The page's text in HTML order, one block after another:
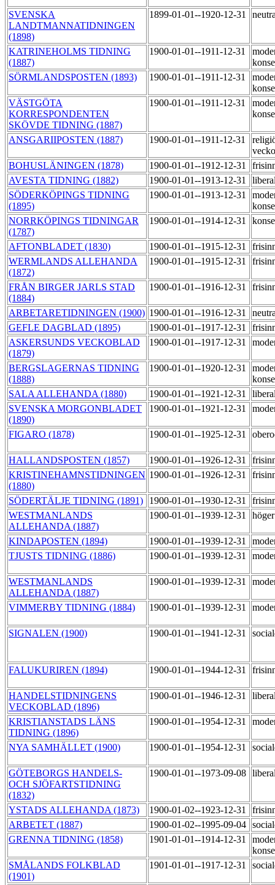
SVENSKA
LANDTMANNATIDNINGEN
(1898)
1899-01-01--1920-12-31
KATRINEHOLMS TIDNING
(1887)
1900-01-01--1911-12-31
SÖRMLANDSPOSTEN (1893)
1900-01-01--1911-12-31
VÄSTGÖTA
KORRESPONDENTEN
SKÖVDE TIDNING (1887)
1900-01-01--1911-12-31
ANSGARIIPOSTEN (1887) 1900-01-01--1911-12-31
BOHUSLÄNINGEN (1878)
1900-01-01--1912-12-31
AVESTA TIDNING (1882)
1900-01-01--1913-12-31
SÖDERKÖPINGS TIDNING
(1895)
1900-01-01--1913-12-31
NORRKÖPINGS TIDNINGAR
(1787)
1900-01-01--1914-12-31
AFTONBLADET (1830) 1900-01-01--1915-12-31
WERMLANDS ALLEHANDA
(1872)
1900-01-01--1915-12-31
FRÅN BIRGER JARLS STAD
(1884)
1900-01-01--1916-12-31
ARBETARETIDNINGEN (1900) 1900-01-01--1916-12-31
GEFLE DAGBLAD (1895)
1900-01-01--1917-12-31
ASKERSUNDS VECKOBLAD
(1879)
1900-01-01--1917-12-31
BERGSLAGERNAS TIDNING
(1888)
1900-01-01--1920-12-31
SALA ALLEHANDA (1880)
1900-01-01--1921-12-31
SVENSKA MORGONBLADET
(1890)
1900-01-01--1921-12-31
FIGARO (1878) 1900-01-01--1925-12-31
HALLANDSPOSTEN (1857) 1900-01-01--1926-12-31
KRISTINEHAMNSTIDNINGEN
(1880)
1900-01-01--1926-12-31
SÖDERTÄLJE TIDNING (1891) 1900-01-01--1930-12-31
WESTMANLANDS
ALLEHANDA (1887)
1900-01-01--1939-12-31
KINDAPOSTEN (1894) 1900-01-01--1939-12-31
TJUSTS TIDNING (1886)
1900-01-01--1939-12-31
WESTMANLANDS
ALLEHANDA (1887)
1900-01-01--1939-12-31
VIMMERBY TIDNING (1884) 1900-01-01--1939-12-31
SIGNALEN (1900) 1900-01-01--1941-12-31
FALUKURIREN (1894) 1900-01-01--1944-12-31
HANDELSTIDNINGENS
VECKOBLAD (1896)
1900-01-01--1946-12-31
KRISTIANSTADS LÄNS
TIDNING (1896)
1900-01-01--1954-12-31
NYA SAMHÄLLET (1900) 1900-01-01--1954-12-31
GÖTEBORGS HANDELS-
OCH SJÖFARTSTIDNING
(1832)
1900-01-01--1973-09-08
YSTADS ALLEHANDA (1873) 1900-01-02--1923-12-31
ARBETET (1887)
1900-01-02--1995-09-04
GRENNA TIDNING (1858)
1901-01-01--1914-12-31
SMÅLANDS FOLKBLAD
(1901)
1901-01-01--1917-12-31